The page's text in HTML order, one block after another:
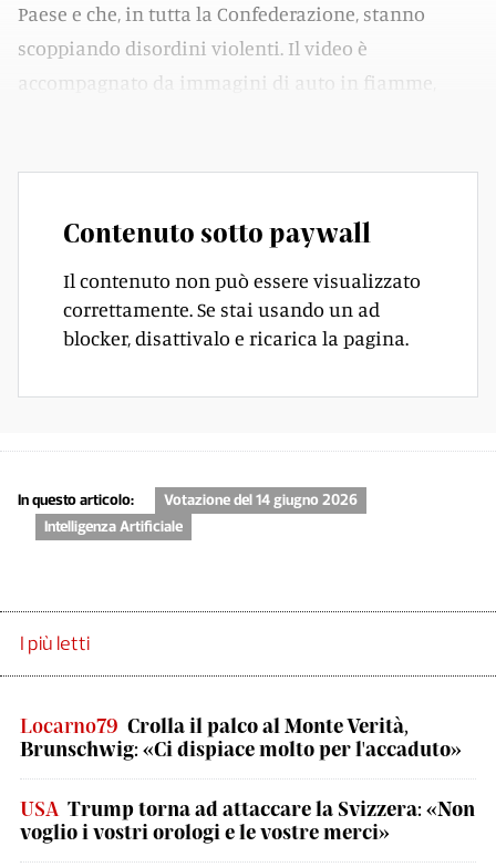
Paese e che, in tutta la Confederazione, stanno
scoppiando disordini violenti. Il video è
accompagnato da immagini di auto in fiamme,
Contenuto sotto paywall
Il contenuto non può essere visualizzato
correttamente. Se stai usando un ad
blocker, disattivalo e ricarica la pagina.
In questo articolo:
Votazione del 14 giugno 2026
Intelligenza Artificiale
I più letti
Locarno79 Crolla il palco al Monte Verità,
Brunschwig: «Ci dispiace molto per l'accaduto»
USA Trump torna ad attaccare la Svizzera: «Non
voglio i vostri orologi e le vostre merci»